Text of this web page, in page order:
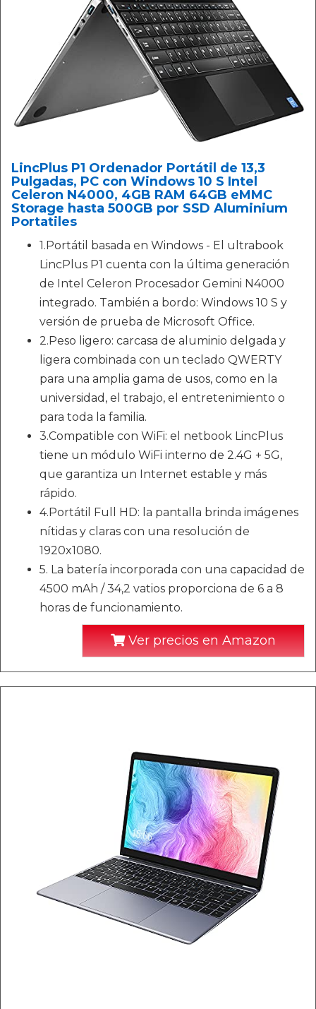
LincPlus P1 Ordenador Portátil de 13,3
Pulgadas, PC con Windows 10 S Intel
Celeron N4000, 4GB RAM 64GB eMMC
Storage hasta 500GB por SSD Aluminium
Portatiles
1.Portátil basada en Windows - El ultrabook
LincPlus P1 cuenta con la última generación
de Intel Celeron Procesador Gemini N4000
integrado. También a bordo: Windows 10 S y
versión de prueba de Microsoft Office.
2.Peso ligero: carcasa de aluminio delgada y
ligera combinada con un teclado QWERTY
para una amplia gama de usos, como en la
universidad, el trabajo, el entretenimiento o
para toda la familia.
3.Compatible con WiFi: el netbook LincPlus
tiene un módulo WiFi interno de 2.4G + 5G,
que garantiza un Internet estable y más
rápido.
4.Portátil Full HD: la pantalla brinda imágenes
nítidas y claras con una resolución de
1920x1080.
5. La batería incorporada con una capacidad de
4500 mAh / 34,2 vatios proporciona de 6 a 8
horas de funcionamiento.
Ver precios en Amazon